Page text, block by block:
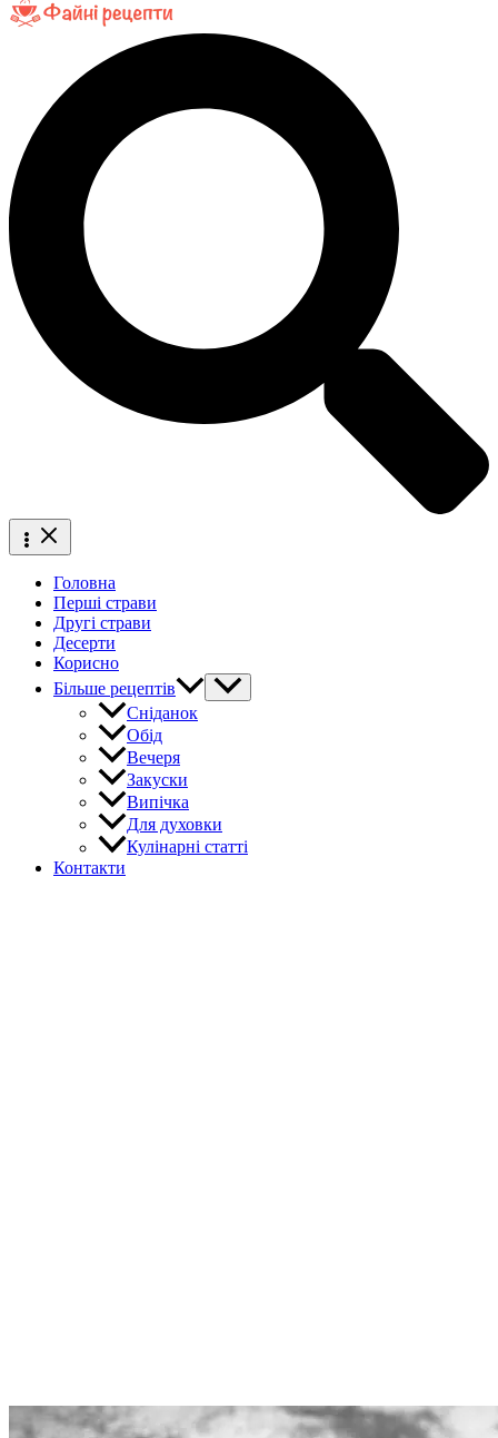
Головна
Перші страви
Другі страви
Десерти
Корисно
Більше рецептів
Сніданок
Обід
Вечеря
Закуски
Випічка
Для духовки
Кулінарні статті
Контакти